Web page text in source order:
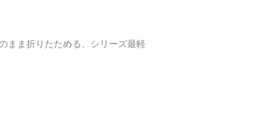
まま折りたためる、シリーズ最軽